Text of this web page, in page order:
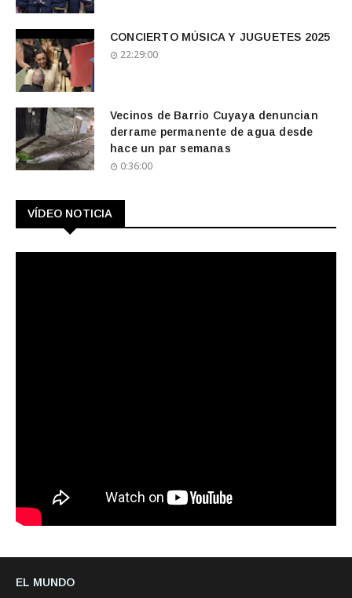
CONCIERTO MÚSICA Y JUGUETES 2025
22:29:00
Vecinos de Barrio Cuyaya denuncian
derrame permanente de agua desde
hace un par semanas
0:36:00
VÍDEO NOTICIA
EL MUNDO